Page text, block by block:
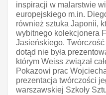
inspiracji w malarstwie
europejskiego m.in.
również sztuka Japonii,
wybitnego kolekcjonera
Jasieńskiego.
dotąd nie była
którym Weiss związał
Pokazowi prac
prezentacja twórczości
warszawskiej Szkoły